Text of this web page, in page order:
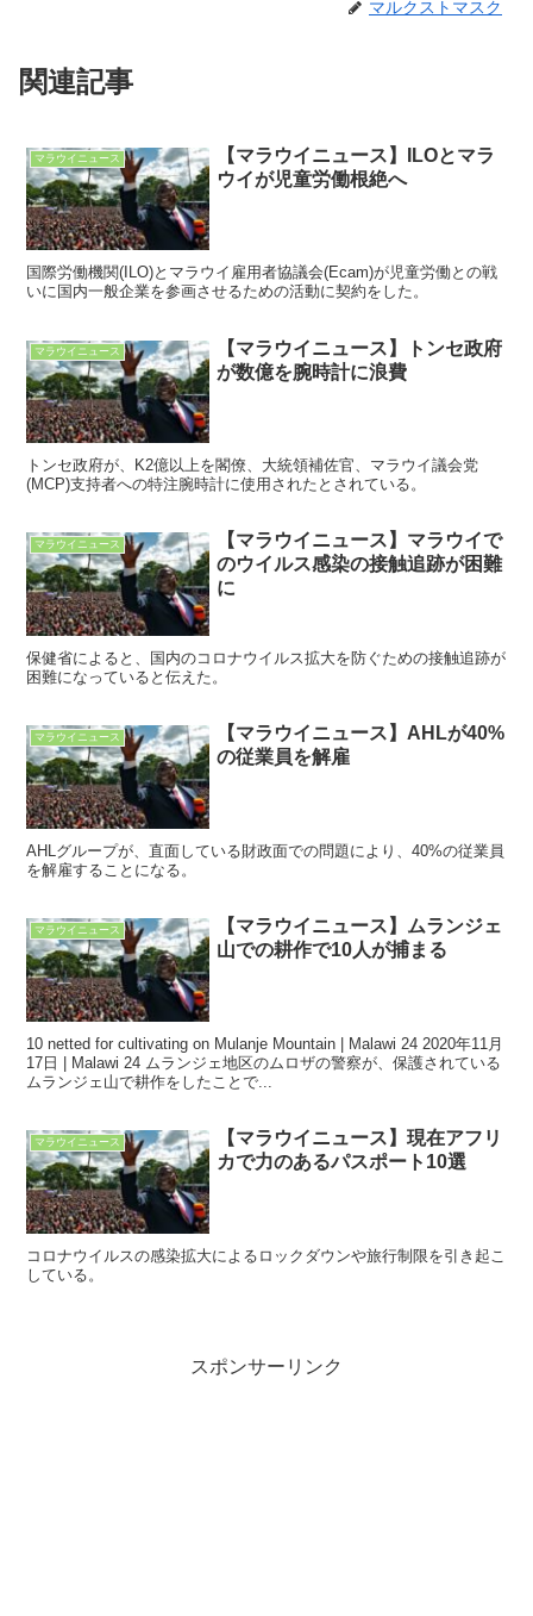
マルクストマスク
関連記事
マラウイニュース
【マラウイニュース】ILOとマラ
ウイが児童労働根絶へ
国際労働機関(ILO)とマラウイ雇用者協議会(Ecam)が児童労働との戦
いに国内一般企業を参画させるための活動に契約をした。
マラウイニュース
【マラウイニュース】トンセ政府
が数億を腕時計に浪費
トンセ政府が、K2億以上を閣僚、大統領補佐官、マラウイ議会党
(MCP)支持者への特注腕時計に使用されたとされている。
マラウイニュース
【マラウイニュース】マラウイで
のウイルス感染の接触追跡が困難
に
保健省によると、国内のコロナウイルス拡大を防ぐための接触追跡が
困難になっていると伝えた。
マラウイニュース
【マラウイニュース】AHLが40%
の従業員を解雇
AHLグループが、直面している財政面での問題により、40%の従業員
を解雇することになる。
マラウイニュース
【マラウイニュース】ムランジェ
山での耕作で10人が捕まる
10 netted for cultivating on Mulanje Mountain | Malawi 24 2020年11月
17日 | Malawi 24 ムランジェ地区のムロザの警察が、保護されている
ムランジェ山で耕作をしたことで...
マラウイニュース
【マラウイニュース】現在アフリ
カで力のあるパスポート10選
コロナウイルスの感染拡大によるロックダウンや旅行制限を引き起こ
している。
スポンサーリンク